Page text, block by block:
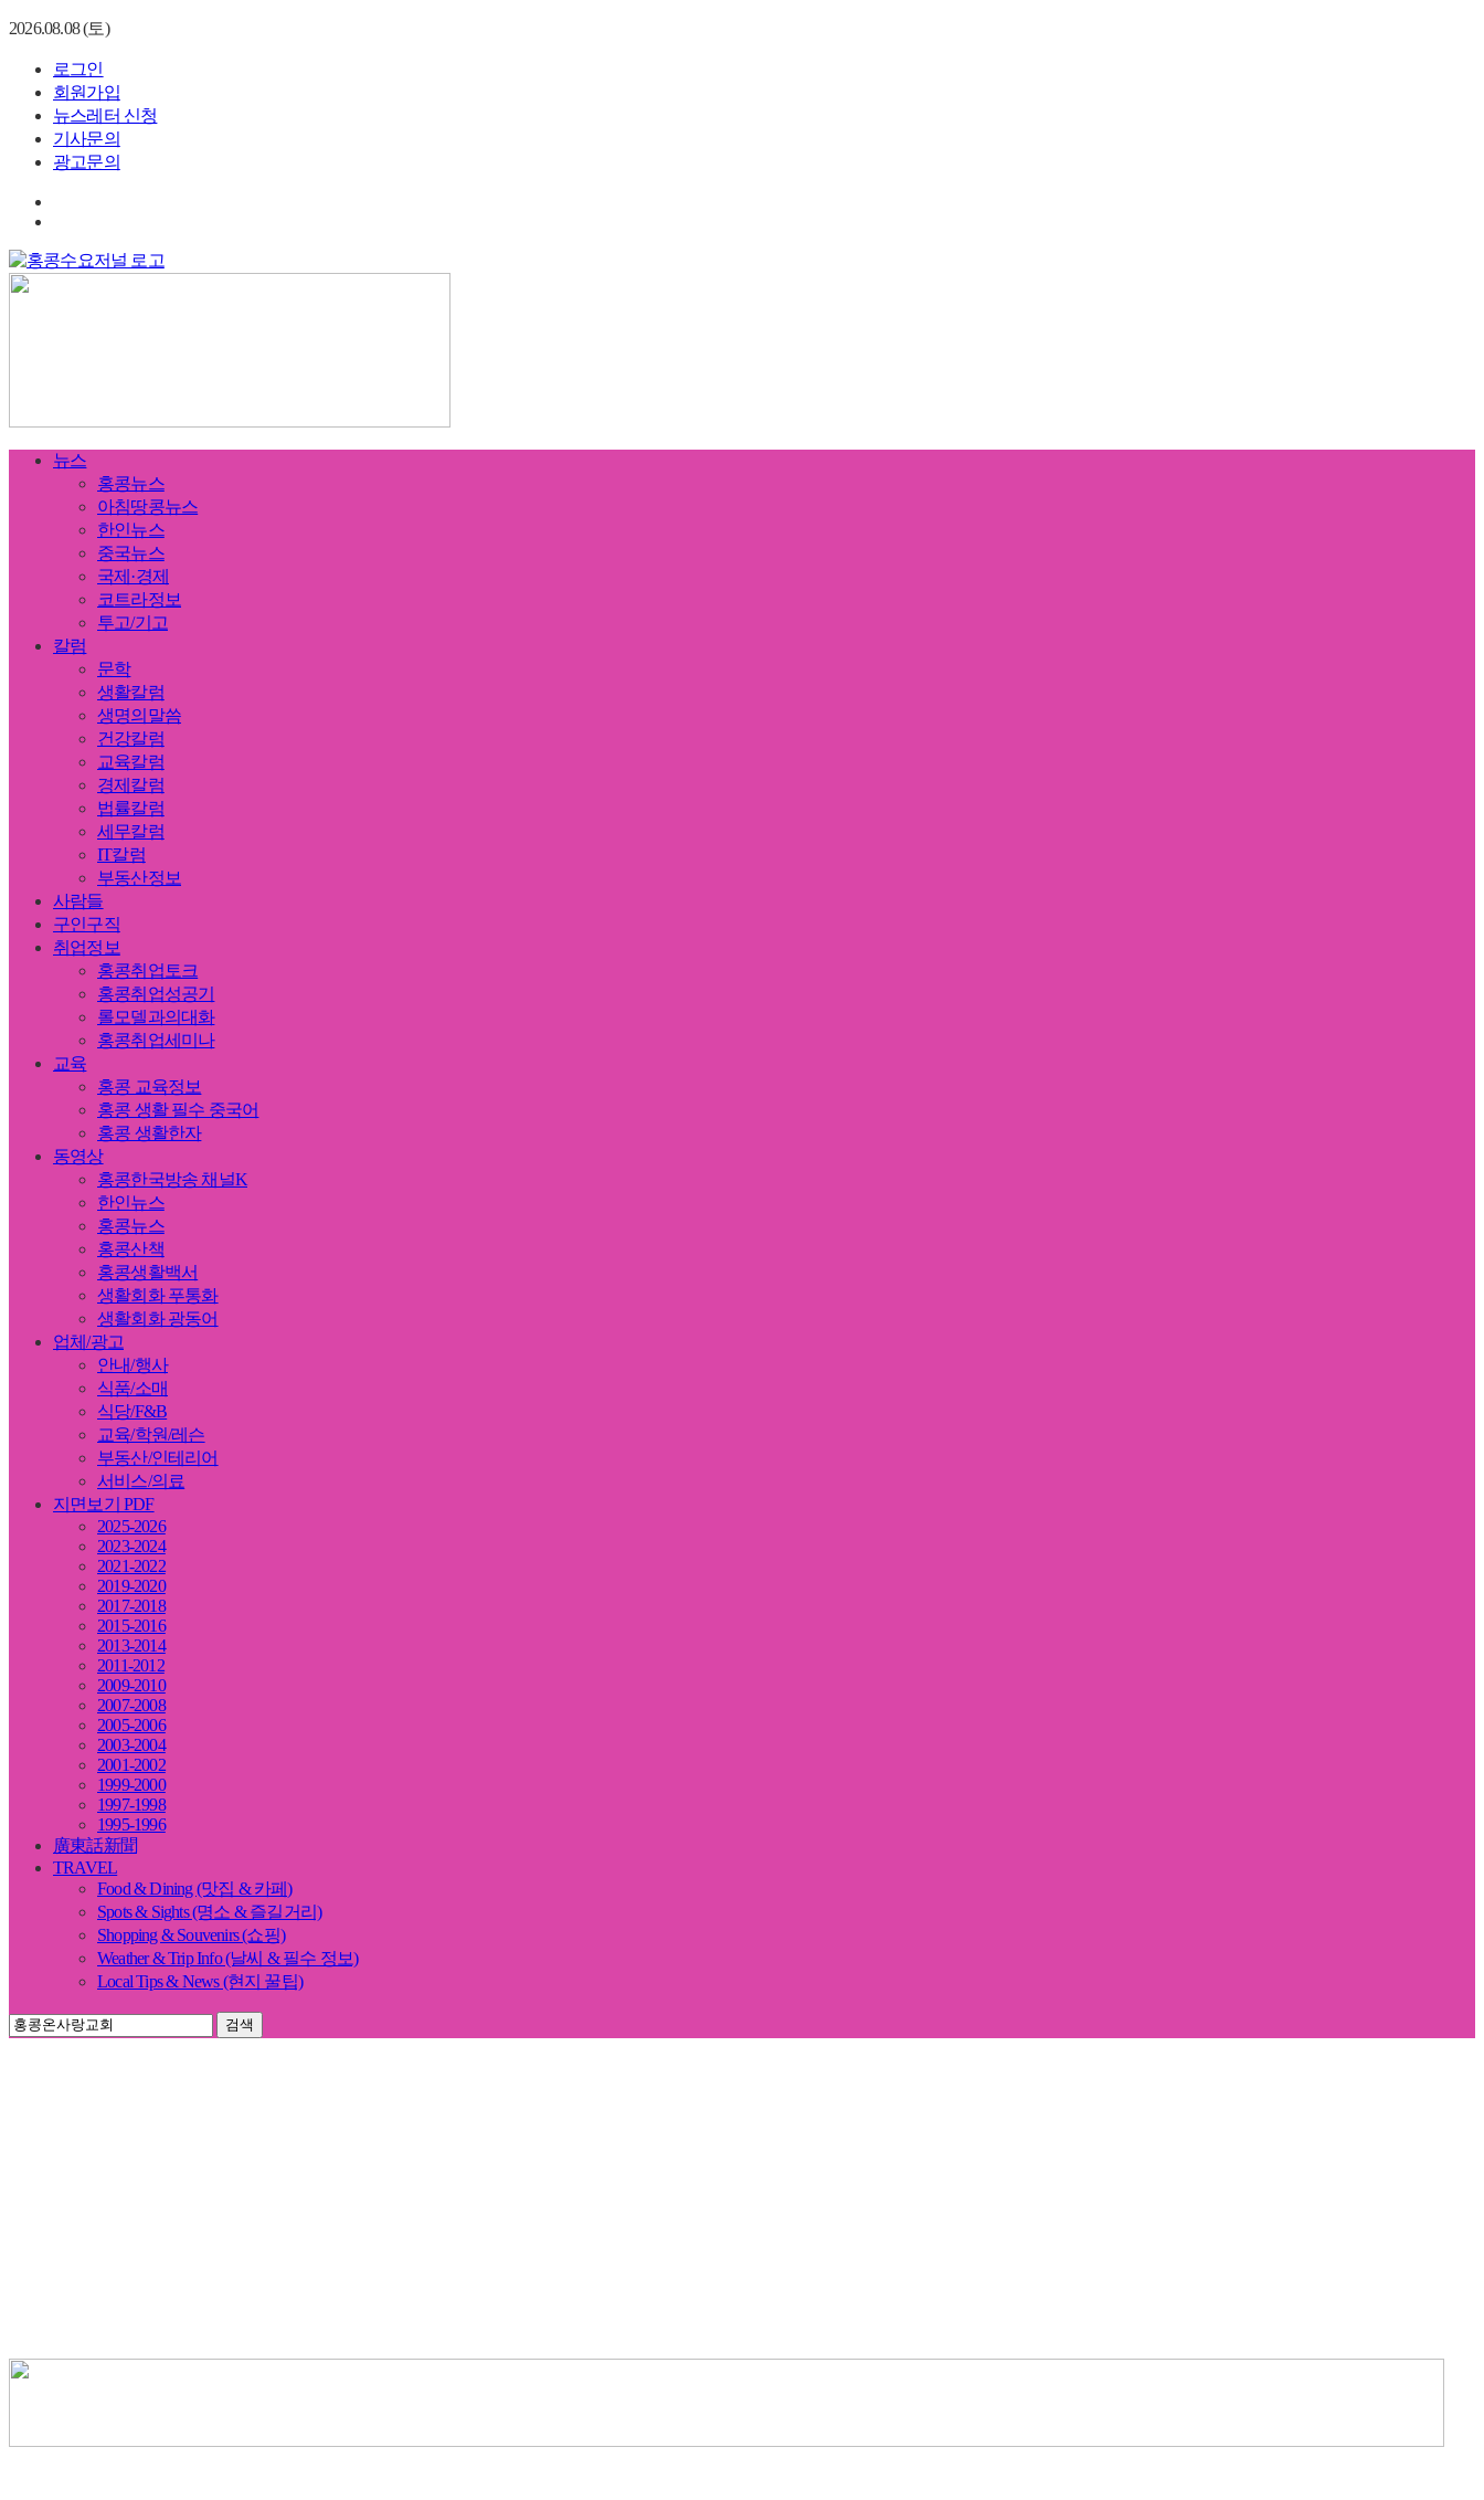
2026.08.08 (토)
로그인
회원가입
뉴스레터 신청
기사문의
광고문의
뉴스
홍콩뉴스
아침땅콩뉴스
한인뉴스
중국뉴스
국제·경제
코트라정보
투고/기고
칼럼
문학
생활칼럼
생명의말씀
건강칼럼
교육칼럼
경제칼럼
법률칼럼
세무칼럼
IT칼럼
부동산정보
사람들
구인구직
취업정보
홍콩취업토크
홍콩취업성공기
롤모델과의대화
홍콩취업세미나
교육
홍콩 교육정보
홍콩 생활 필수 중국어
홍콩 생활한자
동영상
홍콩한국방송 채널K
한인뉴스
홍콩뉴스
홍콩산책
홍콩생활백서
생활회화 푸통화
생활회화 광동어
업체/광고
안내/행사
식품/소매
식당/F&B
교육/학원/레슨
부동산/인테리어
서비스/의료
지면보기 PDF
2025-2026
2023-2024
2021-2022
2019-2020
2017-2018
2015-2016
2013-2014
2011-2012
2009-2010
2007-2008
2005-2006
2003-2004
2001-2002
1999-2000
1997-1998
1995-1996
廣東話新聞
TRAVEL
Food & Dining (맛집 & 카페)
Spots & Sights (명소 & 즐길거리)
Shopping & Souvenirs (쇼핑)
Weather & Trip Info (날씨 & 필수 정보)
Local Tips & News (현지 꿀팁)
검색